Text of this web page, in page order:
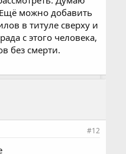
можно добавить
в титуле сверху и
с этого человека,
без смерти.
#12